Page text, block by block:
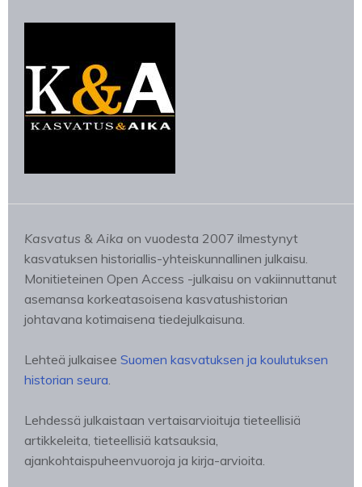
Kasvatus & Aika on vuodesta 2007 ilmestynyt
kasvatuksen historiallis-yhteiskunnallinen julkaisu.
Monitieteinen Open Access -julkaisu on vakiinnuttanut
asemansa korkeatasoisena kasvatushistorian
johtavana kotimaisena tiedejulkaisuna.
Lehteä julkaisee Suomen kasvatuksen ja koulutuksen
historian seura.
Lehdessä julkaistaan vertaisarvioituja tieteellisiä
artikkeleita, tieteellisiä katsauksia,
ajankohtaispuheenvuoroja ja kirja-arvioita.